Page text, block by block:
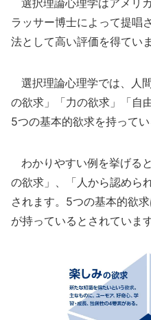
選択理論心理学はアメリ
ラッサー博士によって提唱
法として高い評価を得ていま
選択理論心理学では、人
の欲求」「力の欲求」「自
5つの基本的欲求を持ってい
わかりやすい例を挙げる
の欲求」、「人から認めら
されます。5つの基本的欲
が持っているとされています